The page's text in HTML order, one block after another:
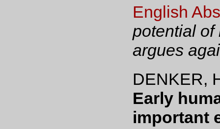
English
potential of
argues
DENKER,
Early
important